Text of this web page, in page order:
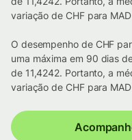
variação de CHF para
O desempenho de CHF
uma máxima em 90 dias
de 11,4242. Portanto, a
variação de CHF para